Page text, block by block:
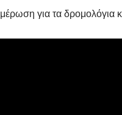
για τα δρομολόγια